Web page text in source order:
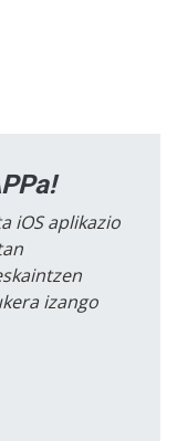
iOS aplikazio
izango